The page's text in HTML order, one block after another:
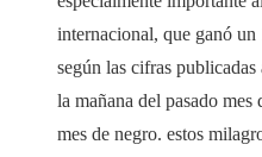
internacional, que ganó un
según las cifras
la mañana del pasado
mes de negro. estos